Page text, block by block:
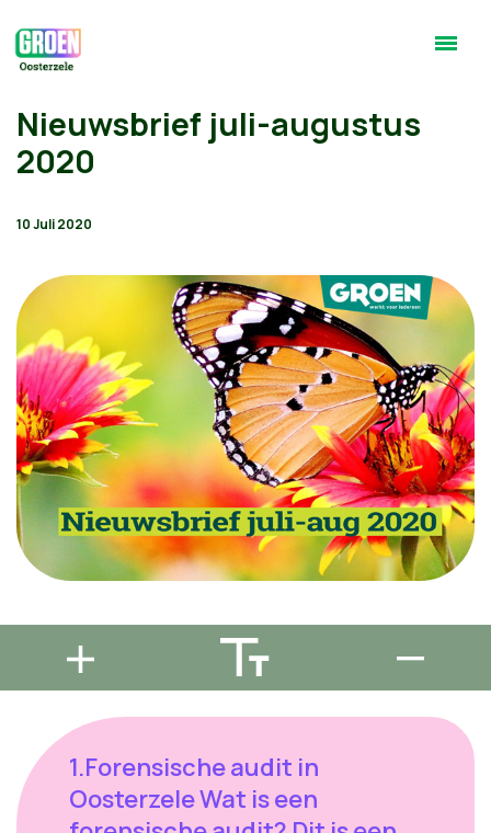
Nieuwsbrief juli-augustus
2020
10 Juli 2020
1.Forensische audit in Oosterzele Wat is een forensische audit? Dit is een gerechtelijke audit die pas opgestart wordt als uit een vooronderzoek blijkt dat er een goede reden is om dieper te graven in het reilen en zeilen van een bestuur. Het woord 'forensisch' betekent letterlijk 'ten behoeve van strafrechtelijk onderzoek', dat wil zeggen: de resultaten die uit deze audit komen, worden naar de rechtbank gestuurd en opgenomen in een strafrechtelijk onderzoek. Waarom tillen we zwaar aan dit auditrapport? Er werden heel wat inbreuken vastgesteld gedurende een lange periode in verschillende dossiers, door verschillende betrokkenen met een publieke functie​- lees: mensen betaald met publiek geld die beslissingen nemen met publiek geld. Deze vaststelling gebeurt door een neutrale partij, namelijk​ Audit Vlaanderen. Mandatarissen onderschrijven volgende ​deontologische gedragscode Een mandataris moet actief en uit zichzelf de schijn van corruptie of partijdigheid tegengaan. Regel: als een redelijk persoon zou kunnen denken dat er partijdigheid zou kunnen zijn, is er een probleem, bijvoorbeeld Aannemen van persoonlijke geschenken, voordelen of diensten Aannemen van uitnodigingen voor bv. diners of recepties Het accepteren van reizen, verblijven of werfbezoeken ​Een mandataris moet transparant en open zijn naar de algemeen directeur en gemeenteraad toe Tussenkomsten door mandatarissen met de bedoeling de toewijzing en of de uitvoering van een contractuele verbintenis met de overheid te beïnvloeden zijn verboden Al deze voorwaarden zijn geschonden en uit de reactie van de meerderheid ​blijkt duidelijk dat er geen schuldbesef is. ​Het erkennen van het probleem is al de helft van de oplossing, en daar lijken het college van burgemeester en schepenen en hun partijleden nog ver af te staan. Met andere woorden, de in het rapport vastgestelde feiten ​worden door de betrokkenen als "normaal" beschouwd. Vooral dit laatste is zeer zorgwekkend. Vrij vertaald wordt in het rapport aangehaald dat de cultuur en de omgang van mandatarissen met personeel en contractanten de gelegenheid creëert tot misbruiken. Het spreekwoord zegt "Gelegenheid maakt de dief ... en de leugenaar!". ​Wat is onze visie? Kort gezegd: de gelegenheid moet weggenomen worden, ​de grond waarop dergelijk gedrag kan gedijen, moet gesaneerd worden. Met andere woorden, er moet een andere cultuur komen. Dit kan enkel door de organisatie en ​de aansturing door het bestuur ​te hervormen.​ Aangezien de​discussie hierover op de vorige gemeenteraad volledig werd lamgelegd door de meerderheid​, hebben we ​er weinig vertrouwen ​in dat de wil er is om dit op te lossen. In plaats van een sterk signaal kregen we vooral ruis. Tot slot: of bepaalde personen op basis van de vastgestelde overtredingen schuldig bevonden worden aan fraude wordt momenteel onderzocht door het gerecht, ​en daarvoor heeft de gemeente op voorstel van de ​voltallige oppositie zich burgerlijke partij gesteld. Van een mandataris en bestuur mogen we verwachten dat initiatieven genomen worden om schoon schip te maken in het gemeentehuis door te werken aan een nieuwe en transparante cultuur, waarin de burgers op beide o​ren kunnen slapen als e​r beslissingen genomen worden met ​hun belastinggeld. Wij gaan hier alvast op blijven hameren. 2.Herinrichting N42 Wellicht hebben jullie laatst ook de schematische folder in de bus gekregen met de voorstelling van ombouw N42. De heraanleg van deze weg heeft al menig maal geleid tot pittige gesprekken. De voorstelling op papier van de herinrichting N42 van het Agentschap voor Wegen en Verkeer beloven veiligheid voor alle weggebruikers, meer gemak, groenvoorziening, vloeiend verkeer en weinig hinder. Een grondiger doornemen van dit dossier werpt toch nog serieus wat heikele punten op die zeker kritischer moeten bekeken worden, zoals de megalomane kruispunten die levensgevaarlijk zijn voor de fietsers en voetgangers. De inwoners van den Anker, Gijzenzele, Leeg Bracht zijn meer dan ooit afgesloten van het centrum, terwijl er net naar meer cohesie wordt gezocht tussen alle delen van Oosterzele. Wij hebben alvast een aantal pijnpunten op onze site gezet omdat er noch van de gemeente, noch van het Agentschap voor Wegen en Verkeer uit nog een infovergadering komt. Lees : visie, pijnpunten, bedenkingen vanuit Groen Oosterzele. Dien ook uw bezwaarschrijft in, hoe en waar meer info lees je hier. 3.Duurzaam waterbeleid We zijn altijd blij als we groene thema’s zien terugkeren in de voorstellen van andere politieke partijen en bij de publieke opinie. Thema’s waar we jaren voor ijverden, worden nu opgepikt en main stream. Een grote stap voorwaarts. En toch...Een voorbeeldje uit de laatste gemeenteraad over een inmiddels zeer actueel thema: verdroging.Op de laatste gemeenteraad werd een voorstel gedaan voor het uitwerken van een breed hemelwaterplan.Elementen waarbij oplossingen worden gezocht voor waterverspilling bij bronbemaling, stockeren van water in grote spaarvijvers en overstromingsgebieden en recuperatie van het gezuiverde water van de rioolwaterzuiveringsinstallatie in Scheldewindeke zijn zowat de enige voorstellen die werden geopperd.Een breed hemelwaterplan kunnen we dit helaas bezwaarlijk noemen, daarvoor is het ruimschoots ondermaats.De voorstellen die werden gedaan zijn zeer eenzijdig gericht op bufferen van water voor de landbouw. Een breed hemelwaterplan moet echter veel verder gaan dan end-of-pipe oplossingen. Wie het Vlaamse (en bij uitbreiding Europese) waterbeleid een beetje kent en volgt, weet dat men al jaar en dag inzet op de zogenaamde drietrapsstrategie. Maximaal water ter plaatste vasthouden en laten infiltreren Bergen Vertraagd afvoeren Een breed hemelwaterplan, zijn naam waardig, moet dus veel ambitieuzer.Hebben we het voorstel dan afgekeurd? Neen, maar we willen meer: In de eerste plaats moet in zo’n plan veel meer aandacht gaan naar mogelijkheden voor infiltratie. Uit onderzoek blijkt immers dat gebrek aan mogelijkheden voor infiltratie (door de hoge verhardingsgraad) veel nefaster is voor de dalende grondwatertafel, dan het oppompen van water.We denken aan: mogelijkheden voor ontharding zowel van het publieke domein als van privé-grond, aanleg van gescheiden rioleringsstelsel met buffer- en infiltratiegrachten, aanleg van infiltratiebermen, wadi’s,… De opmaak moet gepaard gaan met een brede sensibiliseringscampagne en het betrekken van de hele samenleving. Het thema leeft enorm in de (social) media: grijp het draagvlak dat hier nu voor is! Een hemelwaterplan geënt op de plek, met grondig voorafgaand studie- en inventarisatiewerk, tot stand gekomen met de diverse stakeholders en bevoegde instanties. Laat ons niet stoppen bij een bundeling van wat losse flodders, maar beginnen aan het opbouwen van een breed hemelwaterplan. 4.Balegro: wat Groen gedaan heeft Blijkbaar blijven er vragen komen over wat Groen nu eigenlijk wel gedaan heeft mbt het Balegro asbest dossier. Hieronder hebben we dit even opgelijst gezien het wel aanzienlijk is. Wat we wel deden en doen in dit dossier. We houden via alle betrokken instanties (diensten in Oosterzele, provincie, adviesorganen, regeringen (via Johan Danen Groen expert in de materie) de vinger aan de pols en geven voortdurend input en staan in voortdurend contact met het actiecomité. Johan Danen heeft Demir via een parlementaire vraag laten bevestigen dat er voldoende capaciteit is. Een heel belangrijk element om de noodzaak voor bijkomende storten weg te nemen. Dit heeft finaal geleid tot een artikel in de standaard waar Johan ook een aantal keer geciteerd wordt Mieke Schauwvliege is geïnterpelleerd door ons om bijkomende parlementaire vragen te stellen en heeft dat ook gedaan op 17/06 We hebben ons oor te luister gelegd bij Ovam, VMM en andere instanties en standpunten en info bezorgd aan het asbestprotest Wij hebben een zwaar bezwaarschrift ingediend. En gepost als reactie daarop hebben veel mensen ook nog bezwaar ingediend, een aantal gebaseerd op ons bezwaarschrift Groen heeft nog elementen toegevoegd aan het bezwaarschrift van het asbestprotest, elementen waar zij nog niet aan gedacht hadden. Dus hun dossier nog versterkt! Publiciteit en werving binnen en buiten Oosterzele om belanghebbenden om bezwaren te laten indienen (inclusief advies en op weg te helpen) Affiches aangevraagd en bezorgd Via Hoplr de mensen gemotiveerd om dit ook op te volgen, affiches uit te hangen Via facebook: naast aansporen tot indienen geven we belangrijke updates in dit dossier meteen mee, zoals bijvoorbeeld in verband met de start van het openbaar onderzoek. Ook mensen motiveren Balegro post verder te delen Onze website en nieuwsbrieven In ons vorig huis aan huisblad (oktober 2019) hebben we ons hoofdartikel op de eerste pagina gewijd aan waarom asbest in Balegro niet kan. Op onze spaghetti-avond hebben we het actiecomité Asbest Protest een forum gegeven om aanwezigen uit te leggen wat er aan de hand is en medestanders te vinden in deze zaak en een standje ter beschikking gesteld om stickers en affiches te verkopen. Alle groenafdelingen gecontacteerd uit de buurgemeenten en de asbestprotestinfo gedeeld en de Groenen uit deelgemeenten opgeroepen om bezwaarschrift in te dienen Bezwaarschriften verzameld Het aantal bezwaarschriften uitgehangen op straat en den Anker bedankt. Climaxi en het Gentse milieufront betrokken. Climaxi heeft info verspreid en hebben bezwaar ingediend. Verschillende Groen Oosterzelenaren hebben hun adres beschikbaar gesteld als verzamelpunt voor bezwaarschriften. Wij waren de eerste partij in Oosterzele om te vragen om gezamenlijk standpunt in te nemen over partijgrenzen heen wat geleid heeft tot een unanieme motie op de gemeenteraad. En een tweede motie bij indiening van de bezwaarschriften. Wij hebben hier zeer hard aan de kar gesleurd bij zowel ambtenaren als bij collega politici! De meerderheid gaf vaak niet thuis bij de opvolging, samen met Filip Michiels hebben wij altijd druk